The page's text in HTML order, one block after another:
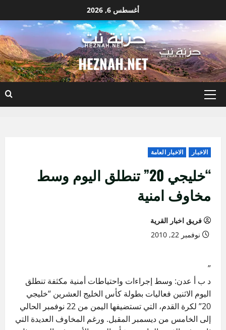
إلى
أغسطس 6, 2026
HEZNAH.NET
القائمة
الاخبار الاخبار العامة
“خليجي 20” تنطلق اليوم وسط
مخاوف امنية
فريق اخبار القرية
نوفمبر 22, 2010
”
د ب أ عدن: وسط إجراءات واحتياطات أمنية مكثفة تنطلق
اليوم الاثنين فعاليات بطولة كأس الخليج العشرين “خليجي
20” لكرة القدم، التي تستضيفها اليمن من 22 نوفمبر الحالي
إلى الخامس من ديسمبر المقبل. ورغم المخاوف العديدة التي